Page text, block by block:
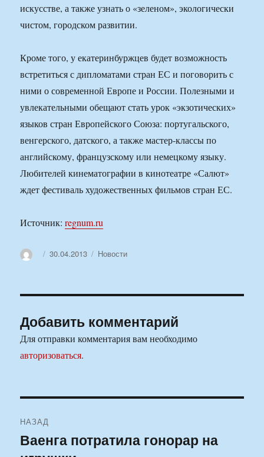
искусстве, а также узнать о «зеленом», экологически
чистом, городском развитии.
Кроме того, у екатеринбуржцев будет возможность
встретиться с дипломатами стран ЕС и поговорить с
ними о современной Европе и России. Полезными и
увлекательными обещают стать урок «экзотических»
языков стран Европейского Союза: португальского,
венгерского, датского, а также мастер-классы по
английскому, французскому или немецкому языку.
Любителей кинематографии в кинотеатре «Салют»
ждет фестиваль художественных фильмов стран ЕС.
Источник:regnum.ru
АвторОпубликовано
30.04.2013 Рубрики
Новости
Добавить комментарий
Для отправки комментария вам необходимо
авторизоваться.
по
НАЗАД
Предыдущая
Ваенга потратила гонорар на